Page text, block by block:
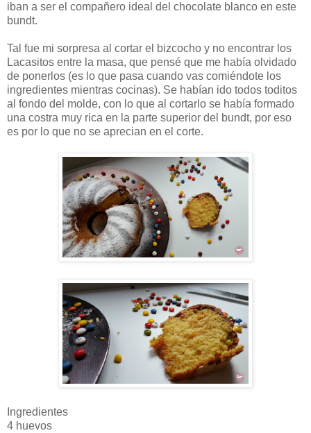
iban a ser el compañero ideal del chocolate blanco en este
bundt.
Tal fue mi sorpresa al cortar el bizcocho y no encontrar los
Lacasitos entre la masa, que pensé que me había olvidado
de ponerlos (es lo que pasa cuando vas comiéndote los
ingredientes mientras cocinas). Se habían ido todos toditos
al fondo del molde, con lo que al cortarlo se había formado
una costra muy rica en la parte superior del bundt, por eso
es por lo que no se aprecian en el corte.
Ingredientes
4 huevos